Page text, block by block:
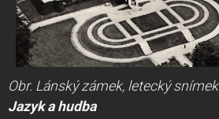
Obr. Lánský zámek, letecký snímek
Jazyk a hudba